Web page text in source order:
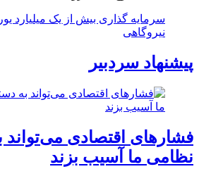
سرمایه گذاری بیش از یک میلیارد
نیروگاهی
پیشنهاد سردبیر
فشارهای اقتصادی می‌تواند
نظامی ما آسیب بزند